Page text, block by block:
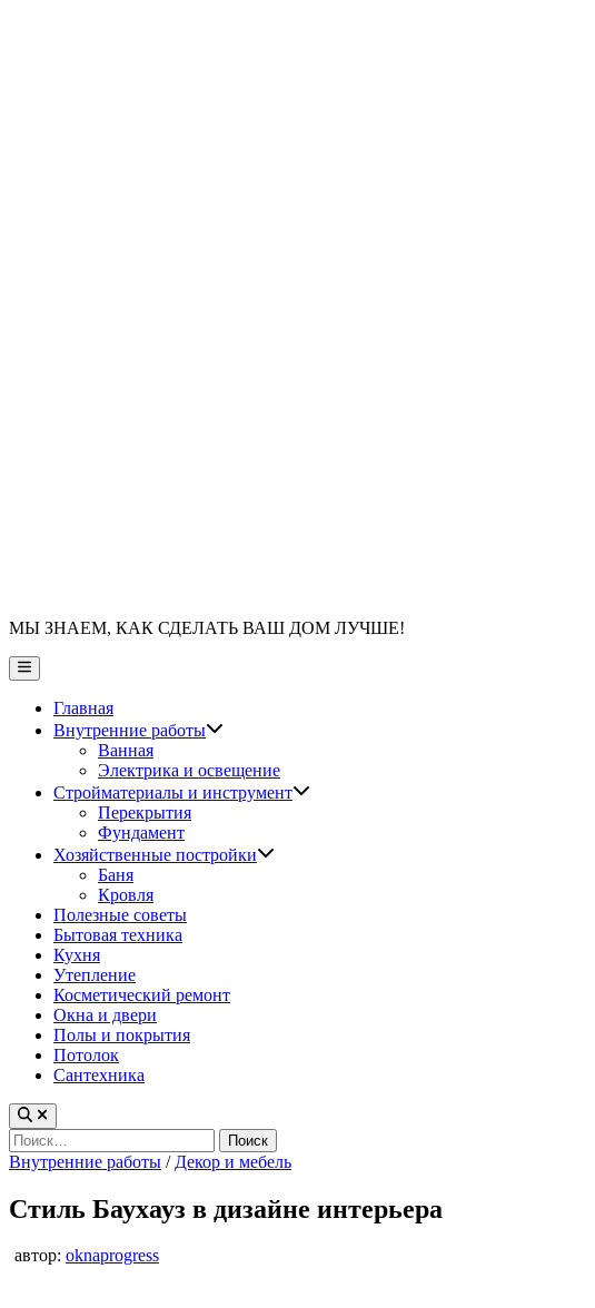
МЫ ЗНАЕМ, КАК СДЕЛАТЬ ВАШ ДОМ ЛУЧШЕ!
Главное
меню
Главная
Внутренние работы
Ванная
Электрика и освещение
Стройматериалы и инструмент
Перекрытия
Фундамент
Хозяйственные постройки
Баня
Кровля
Полезные советы
Бытовая техника
Кухня
Утепление
Косметический ремонт
Окна и двери
Полы и покрытия
Потолок
Сантехника
Найти:
Опубликовано
Внутренние работы / Декор и мебель
Стиль Баухауз в дизайне интерьера
автор: oknaprogress